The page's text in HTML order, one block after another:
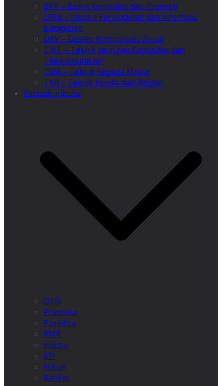
BKP – Bisnis Kontruksi dan Properti
DPIB – Desain Permodelan dan Informasi
Bangunan
DKV – Desain Komunikasi Visual
TJKT – Teknik Jaringan Komputer dan
Telekomunikasi
TSM – Teknik Sepeda Motor
TKR – Teknik Kendaraan Ringan
Ekstrakurikuler
OSIS
Pramuka
Paskibra
PMR
Habsyi
KSI
Futsal
Basket